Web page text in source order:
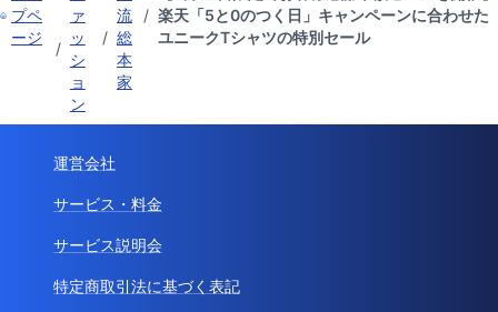
プペ
ージ
/
ァ
ッ
シ
ョ
ン
/
流
総
本
家
/ 楽天「5と0のつく日」キャンペーンに合わせた
ユニークTシャツの特別セール
運営会社
サービス・料金
サービス説明会
特定商取引法に基づく表記